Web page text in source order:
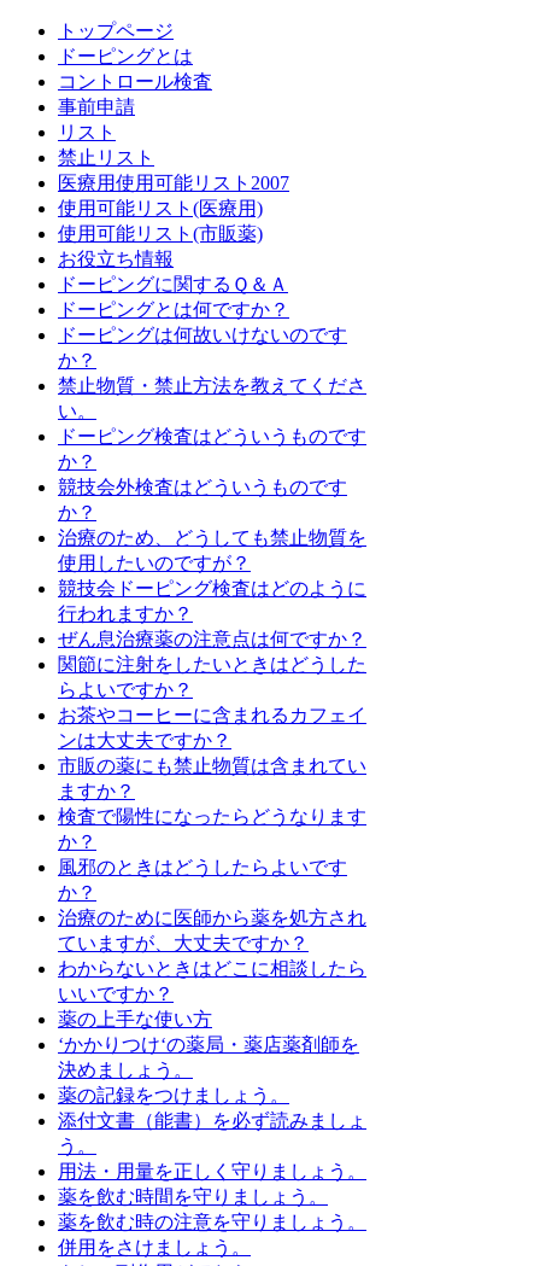
トップページ
ドーピングとは
コントロール検査
事前申請
リスト
禁止リスト
医療用使用可能リスト2007
使用可能リスト(医療用)
使用可能リスト(市販薬)
お役立ち情報
ドーピングに関するＱ＆Ａ
ドーピングとは何ですか？
ドーピングは何故いけないのです
か？
禁止物質・禁止方法を教えてくださ
い。
ドーピング検査はどういうものです
か？
競技会外検査はどういうものです
か？
治療のため、どうしても禁止物質を
使用したいのですが？
競技会ドーピング検査はどのように
行われますか？
ぜん息治療薬の注意点は何ですか？
関節に注射をしたいときはどうした
らよいですか？
お茶やコーヒーに含まれるカフェイ
ンは大丈夫ですか？
市販の薬にも禁止物質は含まれてい
ますか？
検査で陽性になったらどうなります
か？
風邪のときはどうしたらよいです
か？
治療のために医師から薬を処方され
ていますが、大丈夫ですか？
わからないときはどこに相談したら
いいですか？
薬の上手な使い方
‘かかりつけ‘の薬局・薬店薬剤師を
決めましょう。
薬の記録をつけましょう。
添付文書（能書）を必ず読みましょ
う。
用法・用量を正しく守りましょう。
薬を飲む時間を守りましょう。
薬を飲む時の注意を守りましょう。
併用をさけましょう。